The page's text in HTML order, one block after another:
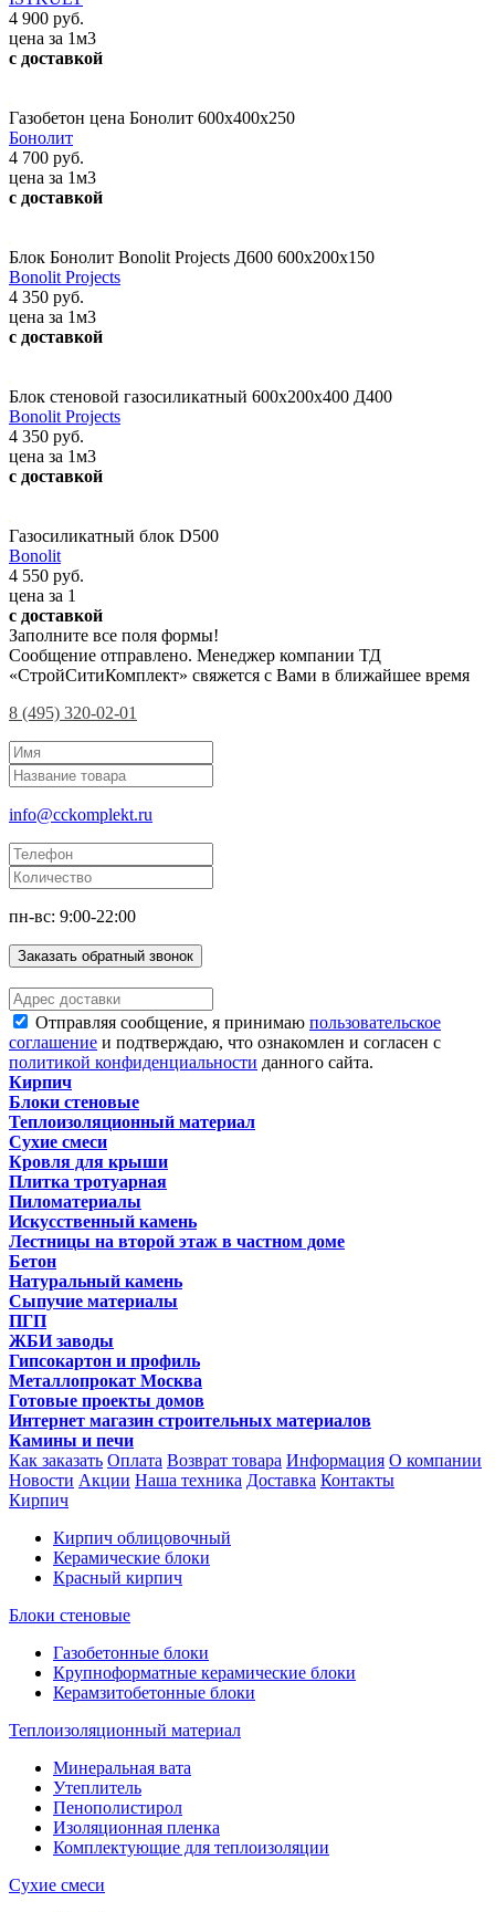
4 900 руб.
цена за 1м3
с доставкой
Газобетон цена Бонолит 600x400x250
Бонолит
4 700 руб.
цена за 1м3
с доставкой
Блок Бонолит Bonolit Projects Д600 600х200х150
Bonolit Projects
4 350 руб.
цена за 1м3
с доставкой
Блок стеновой газосиликатный 600х200х400 Д400
Bonolit Projects
4 350 руб.
цена за 1м3
с доставкой
Газосиликатный блок D500
Bonolit
4 550 руб.
цена за 1
с доставкой
Заполните все поля формы!
Сообщение отправлено. Менеджер компании ТД
«СтройСитиКомплект» свяжется с Вами в ближайшее время
8 (495) 320-02-01
info@cckomplekt.ru
пн-вс: 9:00-22:00
Заказать обратный звонок
Отправляя сообщение, я принимаю пользовательское
соглашение и подтверждаю, что ознакомлен и согласен с
политикой конфиденциальности данного сайта.
Кирпич
Блоки стеновые
Теплоизоляционный материал
Сухие смеси
Кровля для крыши
Плитка тротуарная
Пиломатериалы
Искусственный камень
Лестницы на второй этаж в частном доме
Бетон
Натуральный камень
Сыпучие материалы
ПГП
ЖБИ заводы
Гипсокартон и профиль
Металлопрокат Москва
Готовые проекты домов
Интернет магазин строительных материалов
Камины и печи
Как заказать Оплата Возврат товара Информация О компании
Новости Акции Наша техника Доставка Контакты
Кирпич
Кирпич облицовочный
Керамические блоки
Красный кирпич
Блоки стеновые
Газобетонные блоки
Крупноформатные керамические блоки
Керамзитобетонные блоки
Теплоизоляционный материал
Минеральная вата
Утеплитель
Пенополистирол
Изоляционная пленка
Комплектующие для теплоизоляции
Сухие смеси